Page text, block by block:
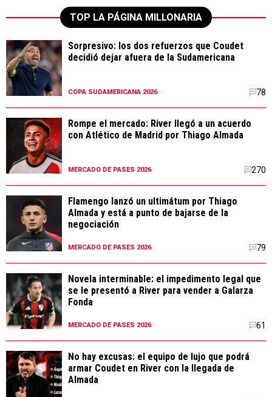
TOP LA PÁGINA MILLONARIA
Sorpresivo: los dos refuerzos que Coudet
decidió dejar afuera de la Sudamericana
COPA SUDAMERICANA 2026 78
Rompe el mercado: River llegó a un acuerdo
con Atlético de Madrid por Thiago Almada
MERCADO DE PASES 2026 270
Flamengo lanzó un ultimátum por Thiago
Almada y está a punto de bajarse de la
negociación
MERCADO DE PASES 2026 79
Novela interminable: el impedimento legal que
se le presentó a River para vender a Galarza
Fonda
MERCADO DE PASES 2026 61
No hay excusas: el equipo de lujo que podrá
armar Coudet en River con la llegada de
Almada